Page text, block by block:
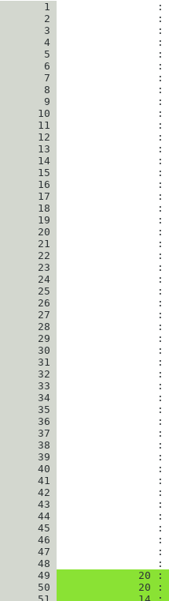
       1
                :
       2
                :
       3
                :
       4
       5
                :
       6
       7
                :
       8
                :
       9
                :
      10
                :
      11
      12
                :
      13
                :
      14
                :
      15
                :
      16
      17
                :
      18
                :
      19
                :
      20
      21
      22
                :
      23
                :
      24
                :
      25
                :
      26
                :
      27
                :
      28
                :
      29
      30
                :
      31
                :
      32
                :
      33
                :
      34
                :
      35
                :
      36
                :
      37
                :
      38
                :
      39
                :
      40
      41
      42
                :
      43
                :
      44
                :
      45
                :
      46
                :
      47
                :
      48
                :
      49
             20 :
      50
             20 :